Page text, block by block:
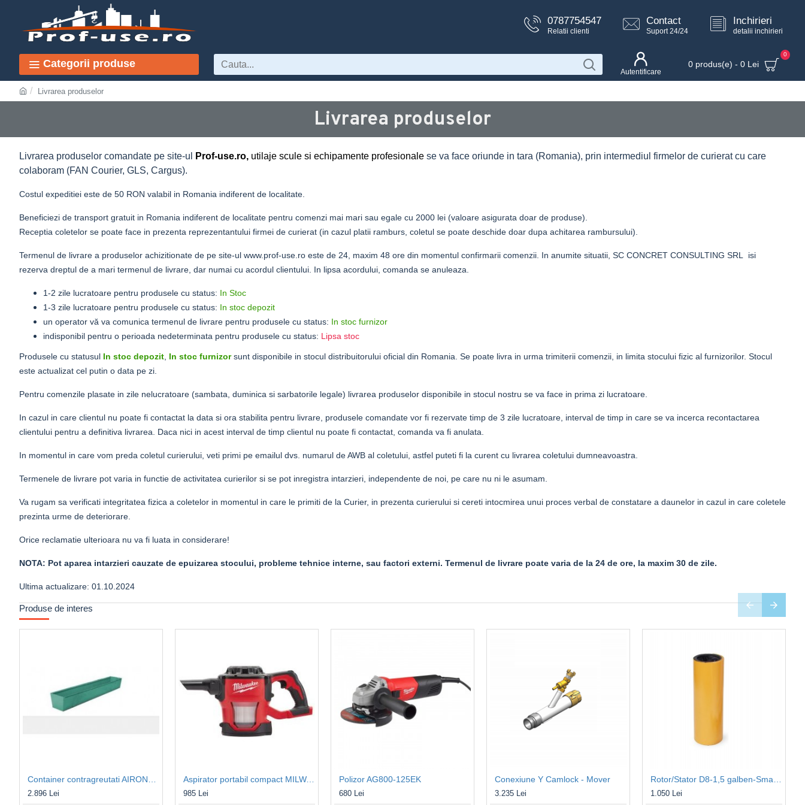
0787754547
Relatii clienti
Contact
Suport 24/24
Inchirieri
detalii inchirieri
Categorii produse
Autentificare
0 produs(e) - 0 Lei
0
Livrarea produselor
Livrarea produselor
Livrarea produselor comandate pe site-ul Prof-use.ro, utilaje scule si echipamente profesionale se va face oriunde in tara (Romania), prin intermediul firmelor de curierat cu care
colaboram (FAN Courier, GLS, Cargus).
Costul expeditiei este de 50 RON valabil in Romania indiferent de localitate.
Beneficiezi de transport gratuit in Romania indiferent de localitate pentru comenzi mai mari sau egale cu 2000 lei (valoare asigurata doar de produse).
Receptia coletelor se poate face in prezenta reprezentantului firmei de curierat (in cazul platii ramburs, coletul se poate deschide doar dupa achitarea rambursului).
Termenul de livrare a produselor achizitionate de pe site-ul www.prof-use.ro este de 24, maxim 48 ore din momentul confirmarii comenzii. In anumite situatii, SC CONCRET CONSULTING SRL isi
rezerva dreptul de a mari termenul de livrare, dar numai cu acordul clientului. In lipsa acordului, comanda se anuleaza.
1-2 zile lucratoare pentru produsele cu status: In Stoc
1-3 zile lucratoare pentru produsele cu status: In stoc depozit
un operator vă va comunica termenul de livrare pentru produsele cu status: In stoc furnizor
indisponibil pentru o perioada nedeterminata pentru produsele cu status: Lipsa stoc
Produsele cu statusul In stoc depozit In stoc furnizorsunt disponibile in stocul distribuitorului oficial din Romania. Se poate livra in urma trimiterii comenzii, in limita stocului fizic al furnizorilor. Stocul
este actualizat cel putin o data pe zi.
Pentru comenzile plasate in zile nelucratoare (sambata, duminica si sarbatorile legale) livrarea produselor disponibile in stocul nostru se va face in prima zi lucratoare.
In cazul in care clientul nu poate fi contactat la data si ora stabilita pentru livrare, produsele comandate vor fi rezervate timp de 3 zile lucratoare, interval de timp in care se va incerca recontactarea
clientului pentru a definitiva livrarea. Daca nici in acest interval de timp clientul nu poate fi contactat, comanda va fi anulata.
In momentul in care vom preda coletul curierului, veti primi pe emailul dvs. numarul de AWB al coletului, astfel puteti fi la curent cu livrarea coletului dumneavoastra.
Termenele de livrare pot varia in functie de activitatea curierilor si se pot inregistra intarzieri, independente de noi, pe care nu ni le asumam.
Va rugam sa verificati integritatea fizica a coletelor in momentul in care le primiti de la Curier, in prezenta curierului si cereti intocmirea unui proces verbal de constatare a daunelor in cazul in care coletele
prezinta urme de deteriorare.
Orice reclamatie ulterioara nu va fi luata in considerare!
NOTA: Pot aparea intarzieri cauzate de epuizarea stocului, probleme tehnice interne, sau factori externi. Termenul de livrare poate varia de la 24 de ore, la maxim 30 de zile.
Ultima actualizare: 01.10.2024
Produse de interes
2.896 Lei
Aspirator portabil compact MILWAUKEE M18CV-0
985 Lei
Polizor AG800-125EK
680 Lei
Conexiune Y Camlock - Mover
3.235 Lei 1.050 Lei